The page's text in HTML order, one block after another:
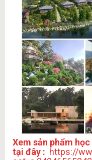
Xem sản phẩm
tại đây : https://